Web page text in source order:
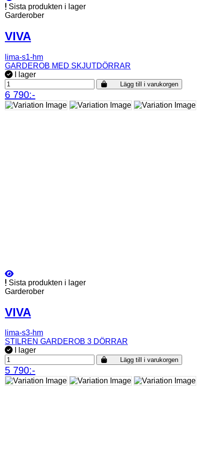
Sista produkten i lager
Garderober
VIVA
lima-s1-hm
GARDEROB MED SKJUTDÖRRAR
I lager
Lägg till i varukorgen
6 790:-
Sista produkten i lager
Garderober
VIVA
lima-s3-hm
STILREN GARDEROB 3 DÖRRAR
I lager
Lägg till i varukorgen
5 790:-